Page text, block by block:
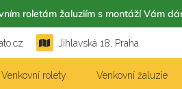
Jihlavská 18, Praha
Venkovní rolety Venkovní žaluzie
roletám žaluziím s montáží Vám